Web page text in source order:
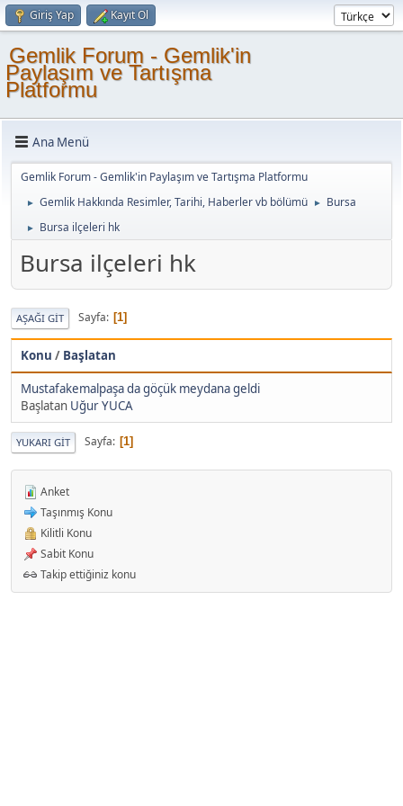
Giriş Yap Kayıt Ol
Gemlik Forum - Gemlik'in
Paylaşım ve Tartışma
Platformu
Ana Menü
Gemlik Forum - Gemlik'in Paylaşım ve Tartışma Platformu
► Gemlik Hakkında Resimler, Tarihi, Haberler vb bölümü ► Bursa
► Bursa ilçeleri hk
Bursa ilçeleri hk
AŞAĞI GIT Sayfa 1
Konu / Başlatan
Mustafakemalpaşa da göçük meydana geldi
Başlatan Uğur YUCA
YUKARI GIT Sayfa 1
Anket
Taşınmış Konu
Kilitli Konu
Sabit Konu
Takip ettiğiniz konu